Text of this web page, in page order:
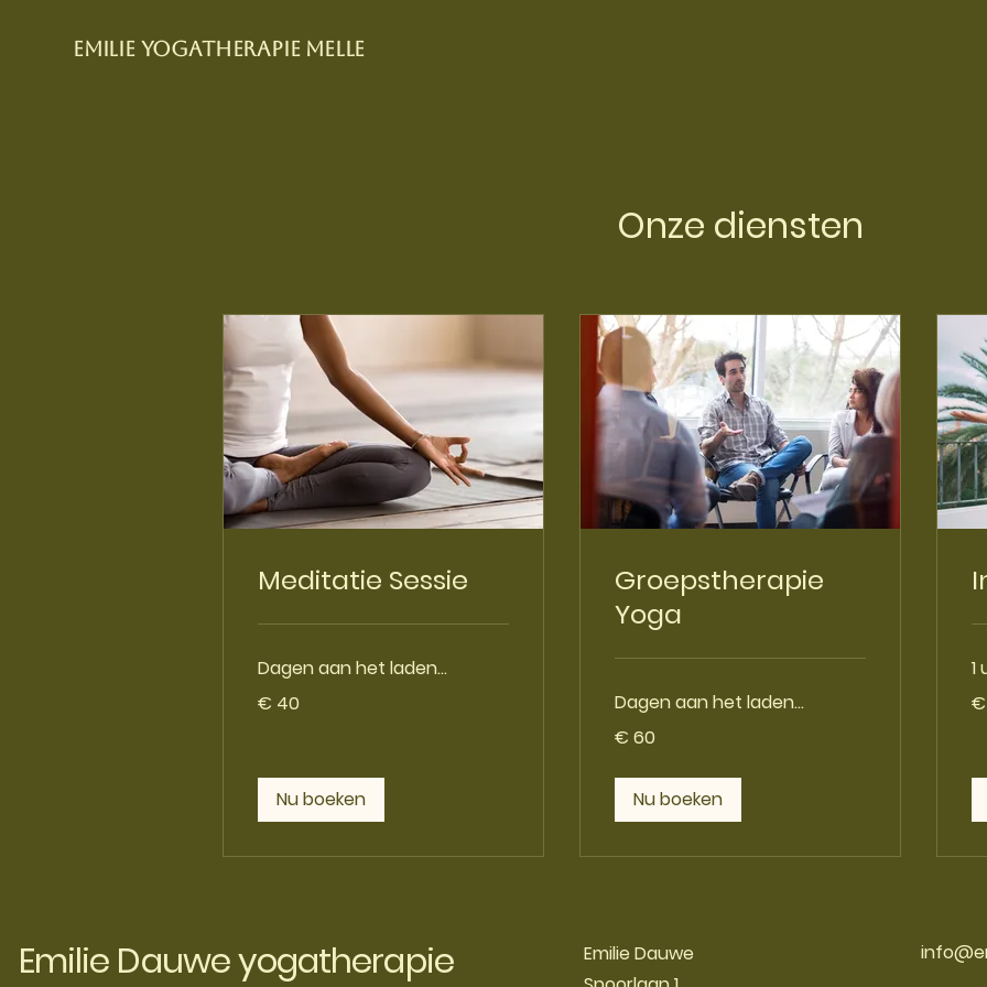
Emilie yogatherapie Melle
Onze diensten
Meditatie Sessie
Dagen aan het laden...
euro
€ 40
Nu boeken
Groepstherapie
Yoga
Dagen aan het laden...
euro
€ 60
Nu boeken
1
Emilie Dauwe yogatherapie
Emilie Dauwe